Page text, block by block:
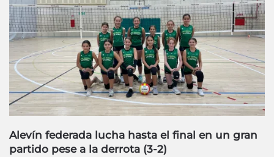
Alevín federada lucha hasta el final en un gran
partido pese a la derrota (3-2)